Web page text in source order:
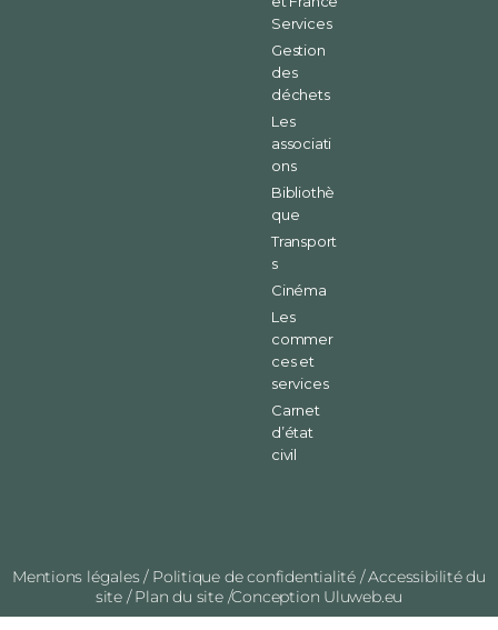
Services
Gestion
des
déchets
Les
associati
ons
Bibliothè
que
Transport
s
Cinéma
Les
commer
ces et
services
Carnet
d’état
civil
Mentions légales / Politique de confidentialité /Accessibilité du
site/Plan du site/Conception Uluweb.eu